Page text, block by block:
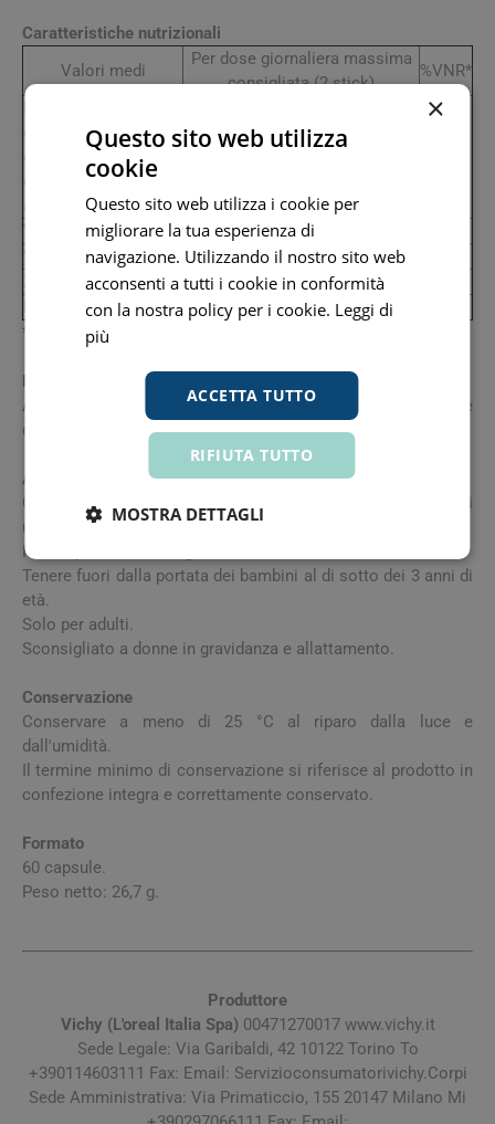
Caratteristiche nutrizionali
Valori medi
Per dose giornaliera massima
consigliata (2 stick)
%VNR*
d'uovo in cui
collagene
acido ialuronico
75 mg
9 mg
Vitamina C
80 mg
Vitamina E
12 mg
5 mg
0,15 mg
*VNR: Valori Nutritivi di Riferimento
Modalità d'uso
Assumere 2 capsule una volta al giorno con un bicchiere
d'acqua (200 ml).
Avvertenze
Gli integratori alimentari non vanno intesi come sostituti di
una dieta varia, equilibrata e di uno stile di vita sano.
Non superare la dose giornaliera raccomandata.
Tenere fuori dalla portata dei bambini al di sotto dei 3 anni di
età.
Solo per adulti.
Sconsigliato a donne in gravidanza e allattamento.
Conservazione
Conservare a meno di 25 °C al riparo dalla luce e
dall'umidità.
Il termine minimo di conservazione si riferisce al prodotto in
confezione integra e correttamente conservato.
Formato
60 capsule.
Peso netto: 26,7 g.
Produttore
Vichy (L'oreal Italia Spa) 00471270017 www.vichy.it
Sede Legale: Via Garibaldi, 42 10122 Torino To
+390114603111 Fax: Email: Servizioconsumatorivichy.Corpi
Sede Amministrativa: Via Primaticcio, 155 20147 Milano Mi
×
Questo sito web utilizza
cookie
Questo sito web utilizza i cookie per
migliorare la tua esperienza di
navigazione. Utilizzando il nostro sito web
acconsenti a tutti i cookie in conformità
con la nostra policy per i cookie. Leggi di
più
ACCETTA TUTTO
RIFIUTA TUTTO
MOSTRA DETTAGLI